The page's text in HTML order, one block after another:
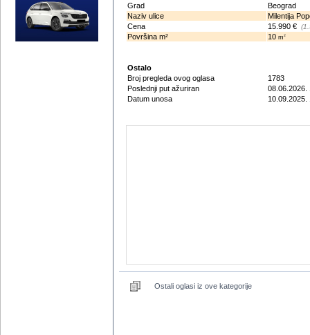
Grad
Beograd
Naziv ulice
Milentija
Cena
15.990 €
Površina m² 10 m2
Ostalo
Broj pregleda ovog oglasa
1783
Poslednji put ažuriran
08.06.2026.
Datum unosa
10.09.2025.
Ostali oglasi iz ove kategorije